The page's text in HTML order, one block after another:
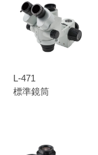
L-471
標準鏡筒